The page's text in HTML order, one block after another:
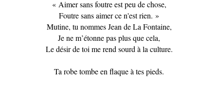
« Aimer sans foutre est peu de chose,
Foutre sans aimer ce n'est rien. »
Mutine, tu nommes Jean de La Fontaine,
Je ne m’étonne pas plus que cela,
Le désir de toi me rend sourd à la culture.
Ta robe tombe en flaque à tes pieds.